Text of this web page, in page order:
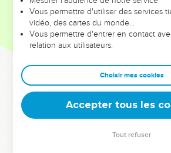
Ne vous inquiétez donc pas et ne
mangerons-nous ? Que boirons-nous ?
habillerons-nous ?’
32
peuples qui le recherchent. Or, votre
vous en avez besoin.
Recherchez d'abord le royaume et la
tout cela vous sera donné en plus.
Ne vous inquiétez donc pas du
Vous permettre d'utiliser des services
vidéo, des cartes du monde…
Vous permettre d'entrer en contact
relation aux utilisateurs.
Choisir mes cookies
Accepter tous les
Tout refuser